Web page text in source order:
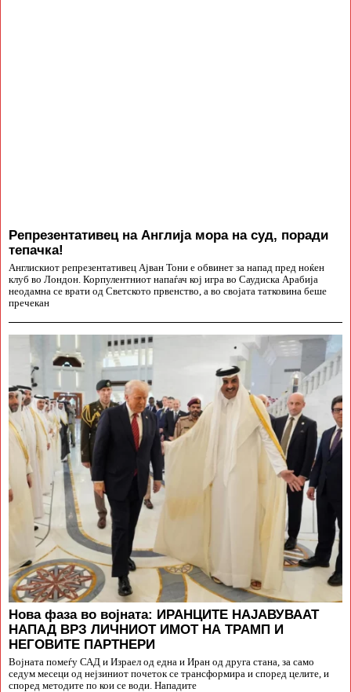
Репрезентативец на Англија мора на суд, поради
тепачка!
Англискиот репрезентативец Ајван Тони е обвинет за напад пред ноќен
клуб во Лондон. Корпулентниот напаѓач кој игра во Саудиска Арабија
неодамна се врати од Светското првенство, а во својата татковина беше
пречекан
Нова фаза во војната: ИРАНЦИТЕ НАЈАВУВААТ
НАПАД ВРЗ ЛИЧНИОТ ИМОТ НА ТРАМП И
НЕГОВИТЕ ПАРТНЕРИ
Војната помеѓу САД и Израел од една и Иран од друга стана, за само
седум месеци од нејзиниот почеток се трансформира и според целите, и
според методите по кои се води. Нападите